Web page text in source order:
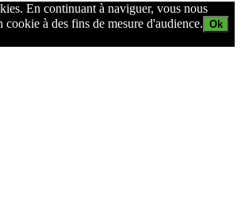
En continuant à naviguer, vous nous
cookie à des fins de mesure d'audience. Ok